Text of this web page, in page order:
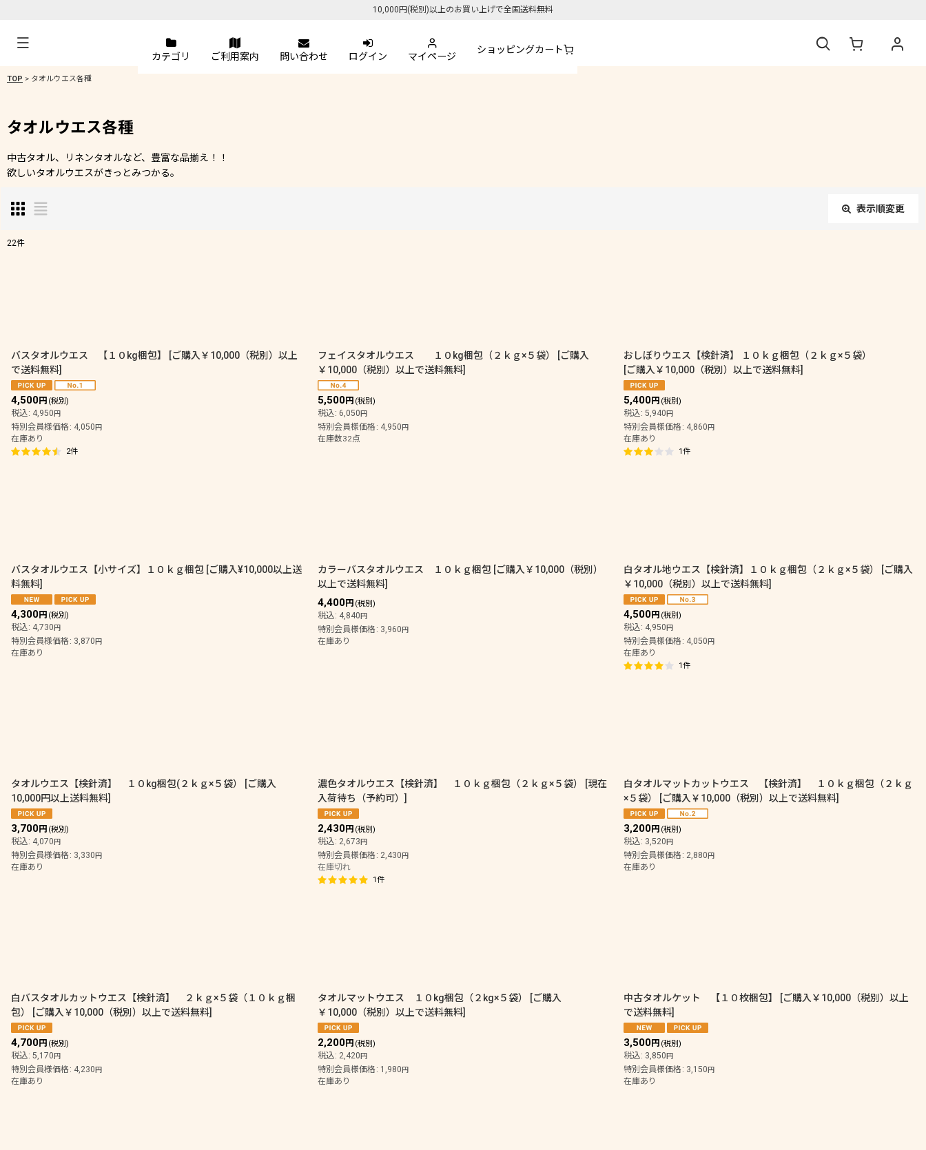
10,000円(税別)以上のお買い上げで全国送料無料
カテゴリ ご利用案内 問い合わせ ログイン マイページ
ショッピングカート
TOP > タオルウエス各種
タオルウエス各種
中古タオル、リネンタオルなど、豊富な品揃え！！
欲しいタオルウエスがきっとみつかる。
表示順変更
絞り込む
22件
バスタオルウエス 【１０kg梱包】 [ご購入￥10,000（税別）以上
で送料無料]
4,500円 (税別)
税込: 4,950円
特別会員様価格 : 4,050円
在庫あり
2件
フェイスタオルウエス １０kg梱包（２ｋｇ×５袋） [ご購入
￥10,000（税別）以上で送料無料]
5,500円 (税別)
税込: 6,050円
特別会員様価格 : 4,950円
在庫数32点
おしぼりウエス【検針済】 １０ｋｇ梱包（２ｋｇ×５袋）
[ご購入￥10,000（税別）以上で送料無料]
5,400円 (税別)
税込: 5,940円
特別会員様価格 : 4,860円
在庫あり
1件
バスタオルウエス【小サイズ】１０ｋｇ梱包 [ご購入¥10,000以上送
料無料]
4,300円 (税別)
税込: 4,730 円
特別会員様価格 : 3,870 円
在庫あり
カラーバスタオルウエス １０ｋｇ梱包 [ご購入￥10,000（税別）
以上で送料無料]
4,400円 (税別)
税込: 4,840円
特別会員様価格 : 3,960円
在庫あり
白タオル地ウエス【検針済】１０ｋｇ梱包（２ｋｇ×５袋） [ご購入
￥10,000（税別）以上で送料無料]
4,500円 (税別)
税込: 4,950円
特別会員様価格 : 4,050円
在庫あり
1件
タオルウエス【検針済】 １０kg梱包(２ｋｇ×５袋） [ご購入
10,000円以上送料無料]
3,700円 (税別)
税込: 4,070 円
特別会員様価格 : 3,330 円
在庫あり
濃色タオルウエス【検針済】 １０ｋｇ梱包（２ｋｇ×５袋） [現在
入荷待ち（予約可） ]
2,430円 (税別)
税込: 2,673 円
特別会員様価格 : 2,430 円
在庫切れ
1件
白タオルマットカットウエス 【検針済】 １０ｋｇ梱包（２ｋｇ
×５袋）
[ご購入￥10,000（税別）以上で送料無料]
3,200円 (税別)
税込: 3,520円
特別会員様価格 : 2,880円
在庫あり
白バスタオルカットウエス【検針済】 ２ｋｇ×５袋（１０ｋｇ梱
包）
[ご購入￥10,000（税別）以上で送料無料]
4,700円 (税別)
税込: 5,170 円
特別会員様価格 : 4,230 円
在庫あり
タオルマットウエス １０kg梱包（２kg×５袋） [ご購入
￥10,000（税別）以上で送料無料]
2,200円 (税別)
税込: 2,420 円
特別会員様価格 : 1,980 円
在庫あり
中古タオルケット 【１０枚梱包】 [ご購入￥10,000（税別）以上
で送料無料]
3,500円 (税別)
税込: 3,850円
特別会員様価格 : 3,150円
在庫あり